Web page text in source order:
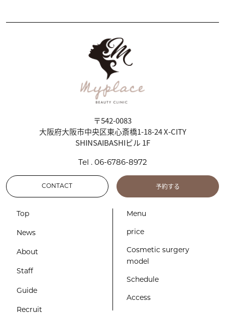
〒542-0083
大阪府大阪市中央区東心斎橋1-18-24 X-CITY
SHINSAIBASHIビル 1F
Tel . 06-6786-8972
CONTACT 予約する
Top
News
About
Staff
Guide
Recruit
Menu
price
Cosmetic surgery
model
Schedule
Access